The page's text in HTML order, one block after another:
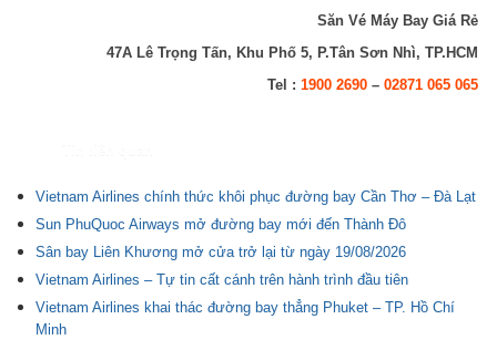
Săn Vé Máy Bay Giá Rẻ
47A Lê Trọng Tấn, Khu Phố 5, P.Tân Sơn Nhì, TP.HCM
Tel : 1900 2690– 02871 065 065
Vietnam Airlines chính thức khôi phục đường bay Cần Thơ – Đà Lạt
Sun PhuQuoc Airways mở đường bay mới đến Thành Đô
Sân bay Liên Khương mở cửa trở lại từ ngày 19/08/2026
Vietnam Airlines – Tự tin cất cánh trên hành trình đầu tiên
Vietnam Airlines khai thác đường bay thẳng Phuket – TP. Hồ Chí
Minh